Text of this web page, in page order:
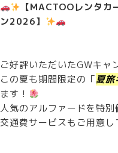
【MACTOOレンタカ
ン2026】
ご好評いただいたGWキャ
この夏も期間限定の「夏
ます！
人気のアルファードを特別
交通費サービスもご用意し